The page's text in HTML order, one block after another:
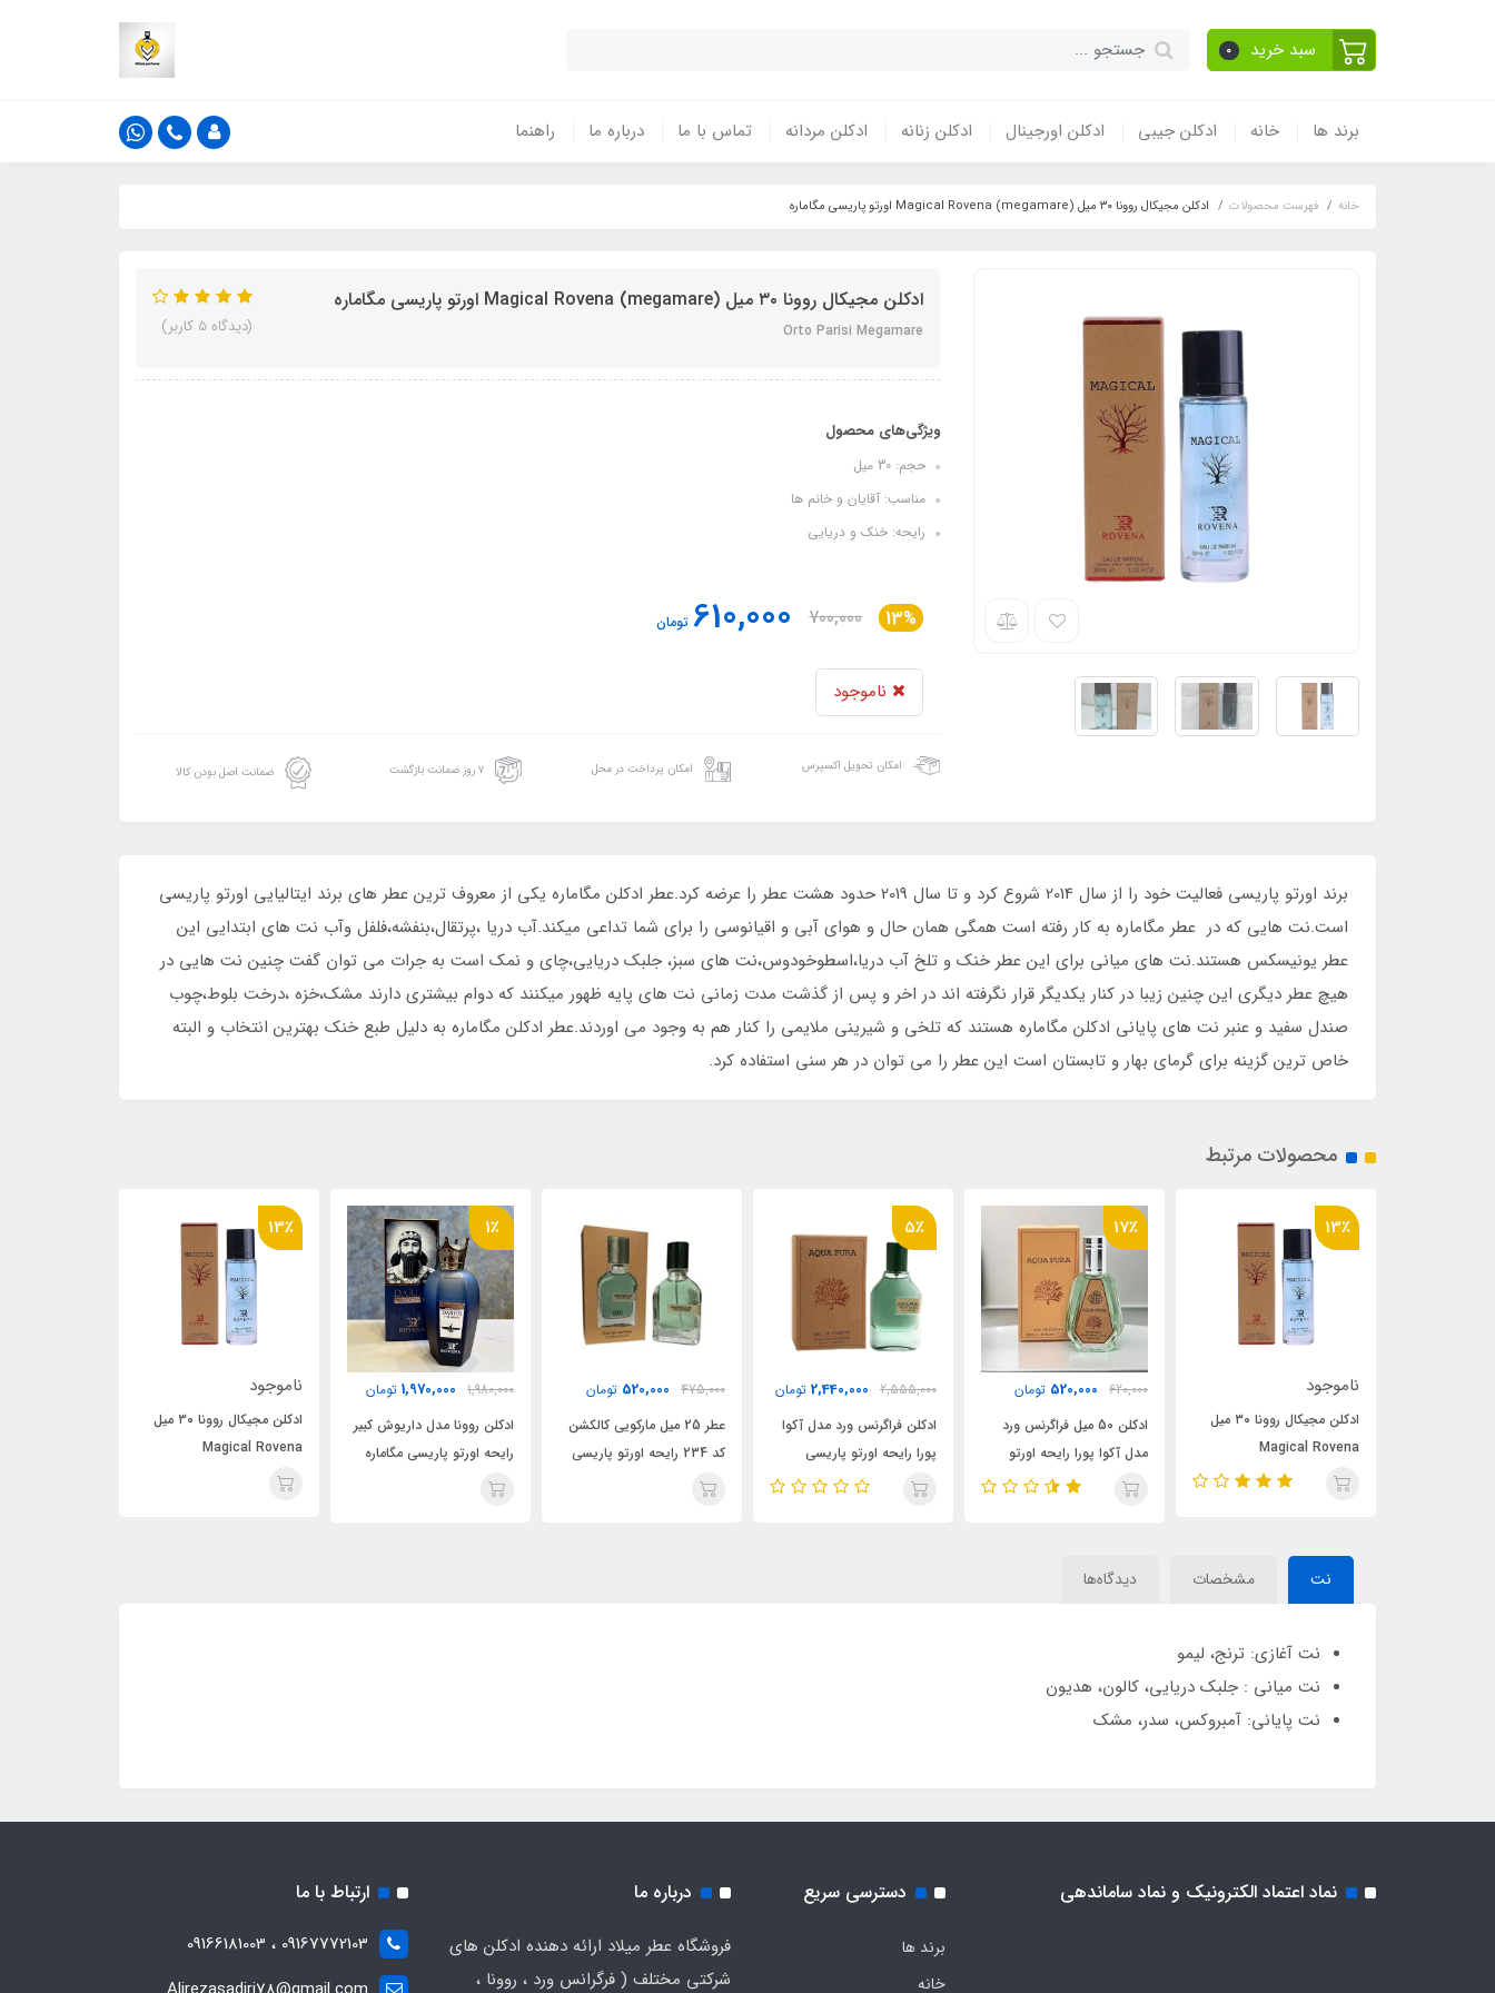
سبد خرید 0
برند ها خانه ادکلن جیبی ادکلن اورجینال ادکلن زنانه ادکلن مردانه تماس با ما درباره ما راهنما
خانه فهرست محصولات ادکلن مجیکال روونا ۳۰ میل Magical Rovena (megamare) اورتو پاریسی مگاماره
ادکلن مجیکال روونا ۳۰ میل Magical Rovena (megamare) اورتو پاریسی مگاماره
Orto Parisi Megamare (دیدگاه 5 کاربر)
ویژگی‌های محصول
حجم: 30 میل
مناسب: آقایان و خانم ها
رایحه: خنک و دریایی
13%
700,000
610,000تومان
ناموجود
امکان تحویل اکسپرس امکان پرداخت در محل ۷ روز ضمانت بازگشت ضمانت اصل بودن کالا
برند اورتو پاریسی فعالیت خود را از سال 2014 شروع کرد و تا سال 2019 حدود هشت عطر را عرضه کرد.عطر ادکلن مگاماره یکی از معروف ترین عطر های برند ایتالیایی اورتو پاریسی
است.نت هایی که در عطر مگاماره به کار رفته است همگی همان حال و هوای آبی و اقیانوسی را برای شما تداعی میکند.آب دریا ،پرتقال،بنفشه،فلفل وآب نت های ابتدایی این
عطر یونیسکس هستند.نت های میانی برای این عطر خنک و تلخ آب دریا،اسطوخودوس،نت های سبز، جلبک دریایی،چای و نمک است به جرات می توان گفت چنین نت هایی در
هیچ عطر دیگری این چنین زیبا در کنار یکدیگر قرار نگرفته اند در اخر و پس از گذشت مدت زمانی نت های پایه ظهور میکنند که دوام بیشتری دارند مشک،خزه ،درخت بلوط،چوب
صندل سفید و عنبر نت های پایانی ادکلن مگاماره هستند که تلخی و شیرینی ملایمی را کنار هم به وجود می اوردند.عطر ادکلن مگاماره به دلیل طبع خنک بهترین انتخاب و البته
خاص ترین گزینه برای گرمای بهار و تابستان است این عطر را می توان در هر سنی استفاده کرد.
محصولات مرتبط
17٪
620,000
ادکلن 50 میل فراگرنس ورد
مدل آکوا پورا رایحه اورتو
پاریسی مگاماره (Aqua
5٪
2,555,000
2,440,000
ادکلن فراگرنس ورد مدل آکوا
پورا رایحه اورتو پاریسی
مگاماره (Aqua
475,000
520,000 تومان
عطر 25 میل مارکویی کالکشن
کد 234 رایحه اورتو پاریسی
مگاماره ( Marque
1,980,000
1,970,000 تومان
ادکلن روونا مدل داریوش کبیر
رایحه اورتو پاریسی مگاماره
13٪
ناموجود
ادکلن مجیکال روونا ۳۰ میل
Magical Rovena
مگاماره
17٪
620,000
ادکلن 50 میل فراگرنس ورد
مدل آکوا پورا رایحه اورتو
نت مشخصات دیدگاه‌ها
نت آغازی: ترنج، لیمو
نت میانی : جلبک دریایی، کالون، هدیون
نت پایانی: آمبروکس، سدر، مشک
نماد اعتماد الکترونیک و نماد ساماندهی دسترسی سریع
برند ها
خانه
درباره ما
فروشگاه عطر میلاد ارائه دهنده ادکلن های
شرکتی مختلف ( فرگرانس ورد ، روونا ،
ارتباط با ما
09167772103 ، 09166181003